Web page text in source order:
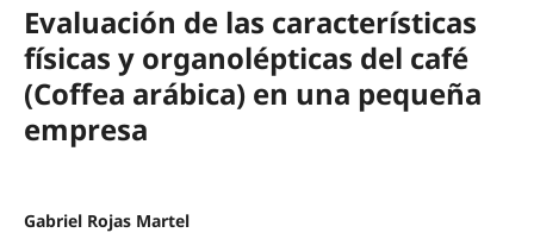
Evaluación de las características
físicas y organolépticas del café
(Coffea arábica) en una pequeña
empresa
Gabriel Rojas Martel